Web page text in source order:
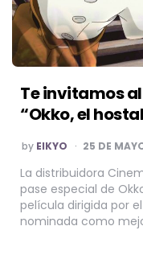
Te invitamos
“Okko, el
POSTED
BY
by EIKYO 25 DE
La distribuidora
pase especial de
película dirigida por
nominada como